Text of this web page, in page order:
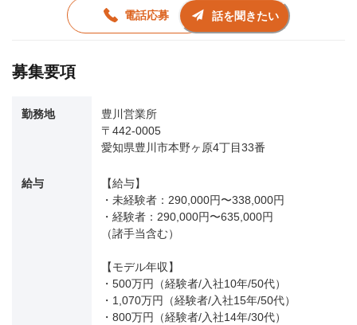
電話応募 話を聞きたい
募集要項
勤務地
豊川営業所
〒442-0005
愛知県豊川市本野ヶ原4丁目33番
給与
【給与】
・未経験者：290,000円〜338,000円
・経験者：290,000円〜635,000円
（諸手当含む）
【モデル年収】
・500万円（経験者/入社10年/50代）
・1,070万円（経験者/入社15年/50代）
・800万円（経験者/入社14年/30代）